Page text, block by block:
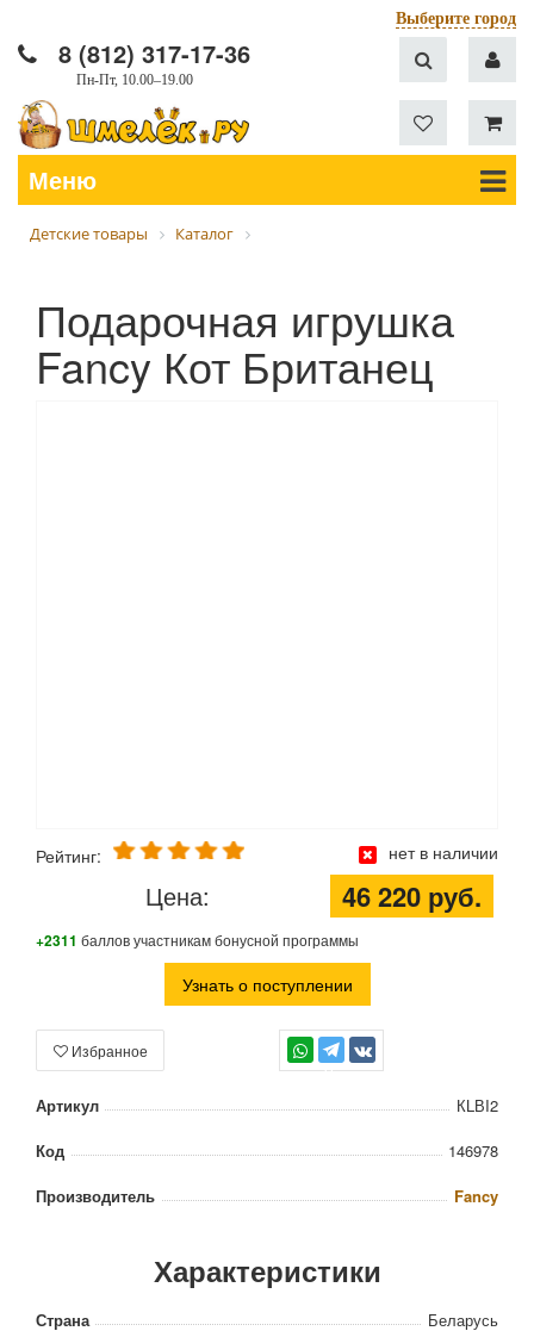
Выберите город
8 (812) 317-17-36
Пн-Пт, 10.00–19.00
Меню
Детские товары Каталог
Подарочная игрушка
Fancy Кот Британец
Рейтинг: нет в наличии
Цена: 46 220 руб.
+2311 баллов участникам бонусной программы
Узнать о поступлении
TG
Избранное
Артикул
КLВI2
Код
146978
Производитель
Fancy
Характеристики
Страна
Беларусь